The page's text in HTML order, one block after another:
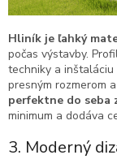
Hliník je ľahký
počas výstavby.
techniky a inštaláciu
presným rozmerom
perfektne do seba
minimum a dodáva
3. Moderný